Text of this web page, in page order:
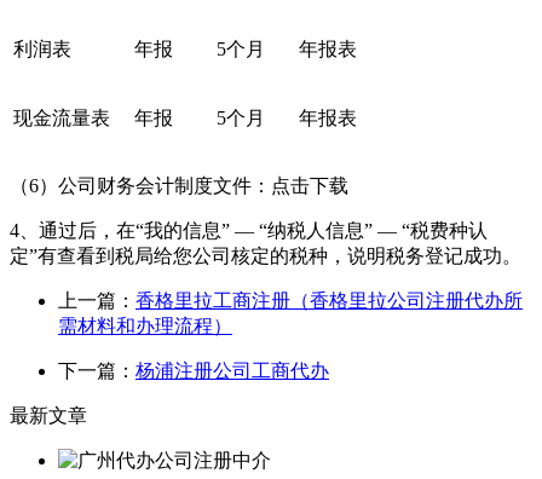
利润表 年报 5个月 年报表
现金流量表 年报 5个月 年报表
（6）公司财务会计制度文件：点击下载
4、通过后，在“我的信息” — “纳税人信息” — “税费种认
定”有查看到税局给您公司核定的税种，说明税务登记成功。
上一篇： 香格里拉工商注册（香格里拉公司注册代办所
需材料和办理流程）
下一篇： 杨浦注册公司工商代办
最新文章